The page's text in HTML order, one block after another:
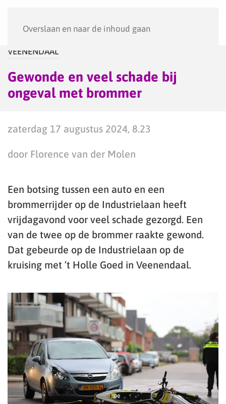
Overslaan en naar de inhoud gaan
VEENENDAAL
Gewonde en veel schade bij
ongeval met brommer
zaterdag 17 augustus 2024, 8.23
door Florence van der Molen
Een botsing tussen een auto en een
brommerrijder op de Industrielaan heeft
vrijdagavond voor veel schade gezorgd. Een
van de twee op de brommer raakte gewond.
Dat gebeurde op de Industrielaan op de
kruising met ’t Holle Goed in Veenendaal.